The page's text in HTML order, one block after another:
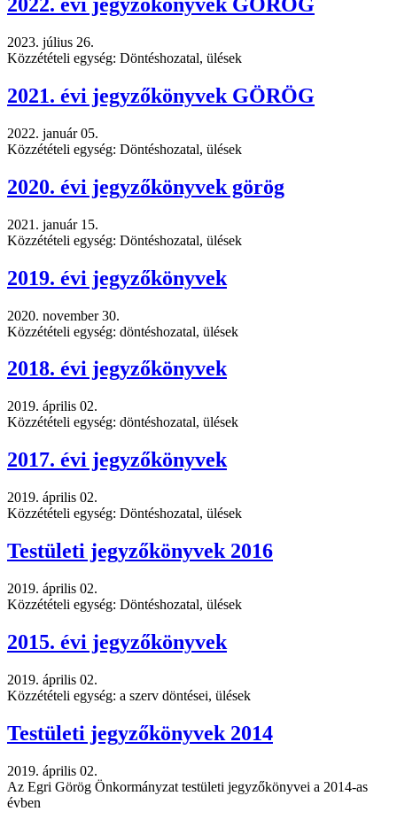
2023. július 26.
Közzétételi egység: Döntéshozatal, ülések
2021. évi jegyzőkönyvek GÖRÖG
2022. január 05.
Közzétételi egység: Döntéshozatal, ülések
2020. évi jegyzőkönyvek görög
2021. január 15.
Közzétételi egység: Döntéshozatal, ülések
2019. évi jegyzőkönyvek
2020. november 30.
Közzétételi egység: döntéshozatal, ülések
2018. évi jegyzőkönyvek
2019. április 02.
Közzétételi egység: döntéshozatal, ülések
2017. évi jegyzőkönyvek
2019. április 02.
Közzétételi egység: Döntéshozatal, ülések
Testületi jegyzőkönyvek 2016
2019. április 02.
Közzétételi egység: Döntéshozatal, ülések
2015. évi jegyzőkönyvek
2019. április 02.
Közzétételi egység: a szerv döntései, ülések
Testületi jegyzőkönyvek 2014
2019. április 02.
Az Egri Görög Önkormányzat testületi jegyzőkönyvei a 2014-as
évben